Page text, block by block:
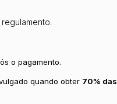
o pagamento.
quando obter 70%